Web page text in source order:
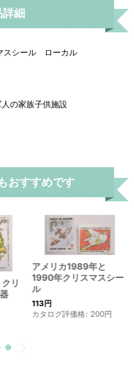
細
シール ローカル
の家族子供施設
おすすめです
リ
アメリカ1989年と
1990年クリスマスシー
ル
113円
カタログ評価格: 200円